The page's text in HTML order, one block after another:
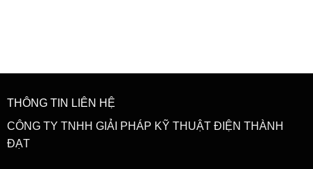
THÔNG TIN LIÊN HỆ
CÔNG TY TNHH GIẢI PHÁP KỸ THUẬT ĐIỆN THÀNH
ĐẠT